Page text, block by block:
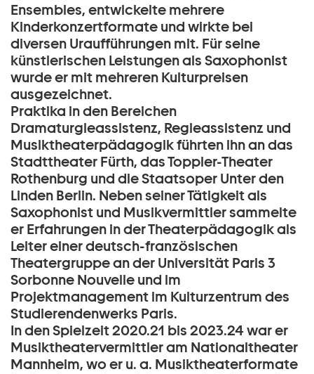
Ensembles, entwickelte mehrere
Kinderkonzertformate und wirkte bei
diversen Uraufführungen mit. Für seine
künstlerischen Leistungen als Saxophonist
wurde er mit mehreren Kulturpreisen
ausgezeichnet.
Praktika in den Bereichen
Dramaturgieassistenz, Regieassistenz und
Musiktheaterpädagogik führten ihn an das
Stadttheater Fürth, das Toppler-Theater
Rothenburg und die Staatsoper Unter den
Linden Berlin. Neben seiner Tätigkeit als
Saxophonist und Musikvermittler sammelte
er Erfahrungen in der Theaterpädagogik als
Leiter einer deutsch-französischen
Theatergruppe an der Universität Paris 3
Sorbonne Nouvelle und im
Projektmanagement im Kulturzentrum des
Studierendenwerks Paris.
In den Spielzeit 2020.21 bis 2023.24 war er
Musiktheatervermittler am Nationaltheater
Mannheim, wo er u. a. Musiktheaterformate